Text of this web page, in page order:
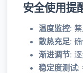
安全使用提
温度监控:
散热充足:
渐进调节:
稳定度测试: